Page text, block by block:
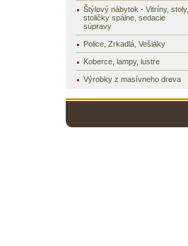
Štýlový nábytok - Vitríny, stoly,
stoličky spálne, sedacie
súpravy
Police, Zrkadlá, Vešiaky
Koberce, lampy, lustre
Výrobky z masívneho dreva